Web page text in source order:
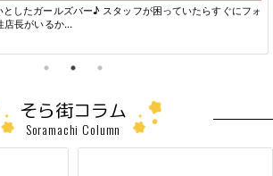
したガールズバー♪ スタッフが困っていたらすぐにフォ
店長がいるか...
そら街コラム
Soramachi Column